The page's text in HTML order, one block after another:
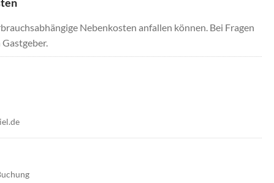
Nebenkosten anfallen können. Bei Fragen